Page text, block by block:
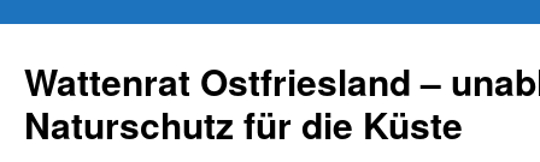
springen
Wattenrat Ostfriesland –
Naturschutz für die Küste